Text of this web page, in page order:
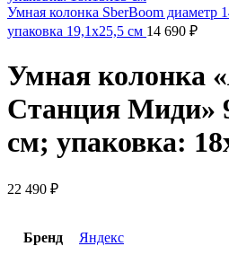
Умная колонка SberBoom диаметр
упаковка 19,1x25,5 см 14 690 ₽
Умная колонка
Станция Миди»
см; упаковка:
22 490 ₽
Бренд Яндекс